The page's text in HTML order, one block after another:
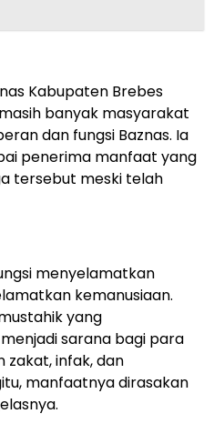
Kabupaten Brebes
banyak masyarakat
dan fungsi Baznas. Ia
penerima manfaat yang
tersebut meski telah
menyelamatkan
kemanusiaan.
yang
sarana bagi para
zakat, infak, dan
manfaatnya dirasakan